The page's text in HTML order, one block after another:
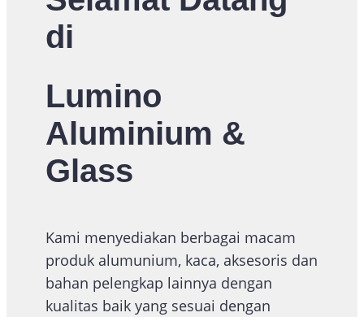
di
Lumino
Aluminium &
Glass
Kami menyediakan berbagai macam
produk alumunium, kaca, aksesoris dan
bahan pelengkap lainnya dengan
kualitas baik yang sesuai dengan